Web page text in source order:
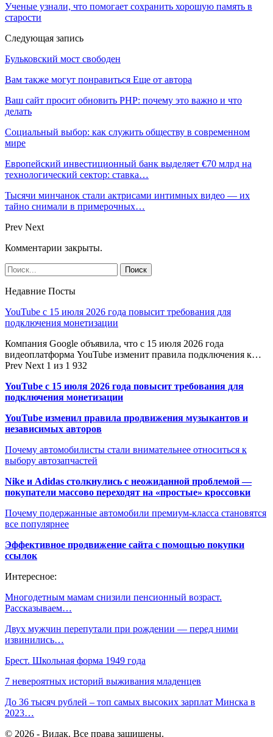
Ученые узнали, что помогает сохранить хорошую память в
старости
Следующая запись
Бульковский мост свободен
Вам также могут понравиться Еще от автора
Ваш сайт просит обновить PHP: почему это важно и что
делать
Социальный выбор: как служить обществу в современном
мире
Европейский инвестиционный банк выделяет €70 млрд на
технологический сектор: ставка…
Тысячи минчанок стали актрисами интимных видео — их
тайно снимали в примерочных…
Prev Next
Комментарии закрыты.
Недавние Посты
YouTube с 15 июля 2026 года повысит требования для
подключения монетизации
Компания Google объявила, что с 15 июля 2026 года
видеоплатформа YouTube изменит правила подключения к…
Prev Next 1 из 1 932
YouTube с 15 июля 2026 года повысит требования для
подключения монетизации
YouTube изменил правила продвижения музыкантов и
независимых авторов
Почему автомобилисты стали внимательнее относиться к
выбору автозапчастей
Nike и Adidas столкнулись с неожиданной проблемой —
покупатели массово переходят на «простые» кроссовки
Почему подержанные автомобили премиум-класса становятся
все популярнее
Эффективное продвижение сайта с помощью покупки
ссылок
Интересное:
Многодетным мамам снизили пенсионный возраст.
Рассказываем…
Двух мужчин перепутали при рождении — перед ними
извинились…
Брест. Школьная форма 1949 года
7 невероятных историй выживания младенцев
До 36 тысяч рублей – топ самых высоких зарплат Минска в
2023…
© 2026 - Видак. Все права защищены.